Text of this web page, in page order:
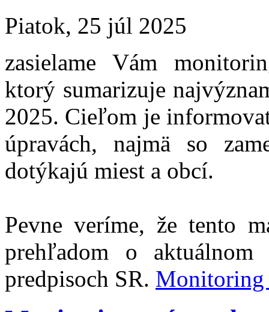
Piatok, 25 júl 2025
zasielame Vám
ktorý sumarizuje
2025. Cieľom je
úpravách, najmä so
dotýkajú miest a obcí.
Pevne veríme, že tento
prehľadom o
predpisoch SR. Monitoring